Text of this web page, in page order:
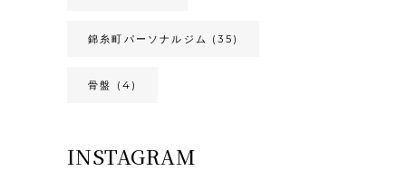
錦糸町パーソナルジム (35)
骨盤 (4)
INSTAGRAM